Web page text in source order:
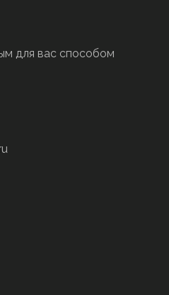
для вас способом